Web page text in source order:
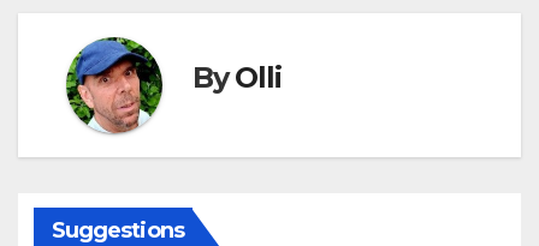
ByOlli
Suggestions